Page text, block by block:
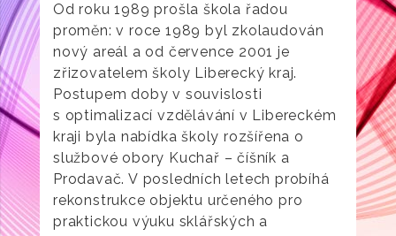
Od roku 1989 prošla škola řadou
proměn: v roce 1989 byl zkolaudován
nový areál a od července 2001 je
zřizovatelem školy Liberecký kraj.
Postupem doby v souvislosti
s optimalizací vzdělávání v Libereckém
kraji byla nabídka školy rozšířena o
službové obory Kuchař – číšník a
Prodavač. V posledních letech probíhá
rekonstrukce objektu určeného pro
praktickou výuku sklářských a